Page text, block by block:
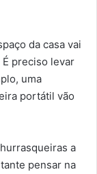
da casa vai
preciso levar
uma
portátil vão
a
pensar na